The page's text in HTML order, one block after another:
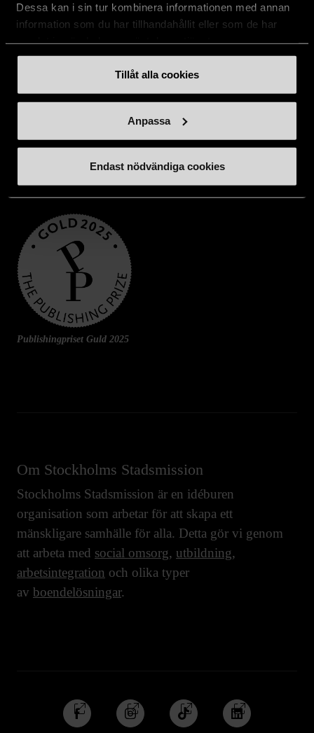
Dessa kan i sin tur kombinera informationen med annan
information som du har tillhandahållit eller som de har
Tillåt alla cookies
Anpassa
Endast nödvändiga cookies
Plusgiro: 900351-8
Publishingpriset Guld 2025
Om Stockholms Stadsmission
Stockholms Stadsmission är en idéburen
organisation som arbetar för att skapa ett
mänskligare samhälle för alla. Detta gör vi genom
att arbeta med social omsorg, utbildning,
arbetsintegration och olika typer
av boendelösningar.
Följ
oss
Följ
oss
Följ
oss
Följ
oss